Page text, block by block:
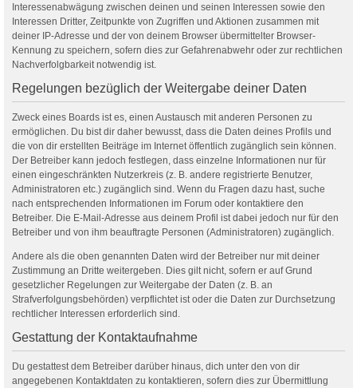
Interessenabwägung zwischen deinen und seinen Interessen sowie den
Interessen Dritter, Zeitpunkte von Zugriffen und Aktionen zusammen mit
deiner IP-Adresse und der von deinem Browser übermittelter Browser-
Kennung zu speichern, sofern dies zur Gefahrenabwehr oder zur rechtlichen
Nachverfolgbarkeit notwendig ist.
Regelungen bezüglich der Weitergabe deiner Daten
Zweck eines Boards ist es, einen Austausch mit anderen Personen zu
ermöglichen. Du bist dir daher bewusst, dass die Daten deines Profils und
die von dir erstellten Beiträge im Internet öffentlich zugänglich sein können.
Der Betreiber kann jedoch festlegen, dass einzelne Informationen nur für
einen eingeschränkten Nutzerkreis (z. B. andere registrierte Benutzer,
Administratoren etc.) zugänglich sind. Wenn du Fragen dazu hast, suche
nach entsprechenden Informationen im Forum oder kontaktiere den
Betreiber. Die E-Mail-Adresse aus deinem Profil ist dabei jedoch nur für den
Betreiber und von ihm beauftragte Personen (Administratoren) zugänglich.
Andere als die oben genannten Daten wird der Betreiber nur mit deiner
Zustimmung an Dritte weitergeben. Dies gilt nicht, sofern er auf Grund
gesetzlicher Regelungen zur Weitergabe der Daten (z. B. an
Strafverfolgungsbehörden) verpflichtet ist oder die Daten zur Durchsetzung
rechtlicher Interessen erforderlich sind.
Gestattung der Kontaktaufnahme
Du gestattest dem Betreiber darüber hinaus, dich unter den von dir
angegebenen Kontaktdaten zu kontaktieren, sofern dies zur Übermittlung